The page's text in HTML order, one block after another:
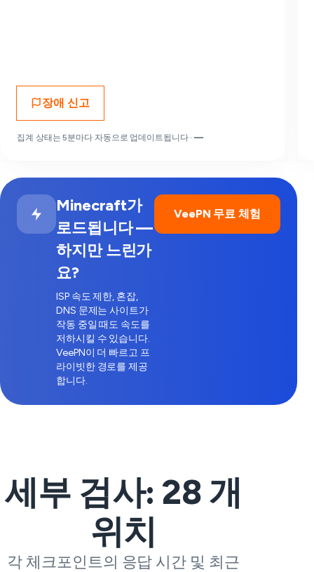
장애 신고
집계 상태는 5분마다 자동으로 업데이트됩니다 ·—
Minecraft가
로드됩니다 —
하지만 느린가
요?
ISP 속도 제한, 혼잡,
DNS 문제는 사이트가
작동 중일 때도 속도를
저하시킬 수 있습니다.
VeePN이 더 빠르고 프
라이빗한 경로를 제공
합니다.
VeePN 무료 체험
세부 검사:28 개
위치
각 체크포인트의 응답 시간 및 최근